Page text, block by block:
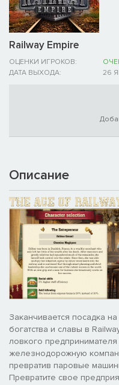
Railway Empire
ОЦЕНКИ ИГРОКОВ:
ДАТА ВЫХОДА:
26
Описание
Заканчивается посадка
богатства и славы в
ловкого
железнодорожную
превратив паровые
Превратите свое